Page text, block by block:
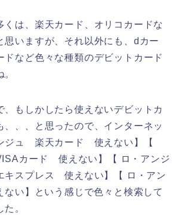
くは、楽天カード、オリコカードな
思いますが、それ以外にも、dカー
ドなど色々な種類のデビットカード
、もしかしたら使えないデビットカ
、、、と思ったので、インターネッ
ジュ 楽天カード 使えない】【
カード 使えない】【 ロ・アンジ
キスプレス 使えない】【 ロ・アン
い】という感じで色々と検索して
。